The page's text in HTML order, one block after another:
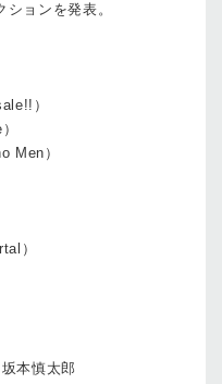
ョンを発表。
）
Men）
）
本慎太郎